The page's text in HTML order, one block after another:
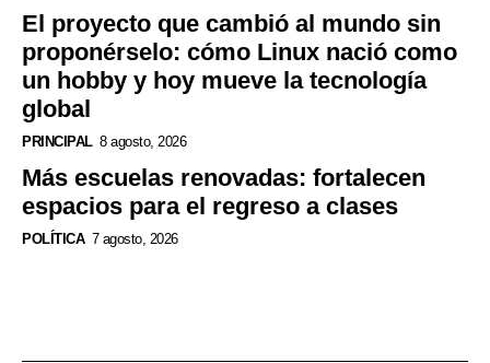
El proyecto que cambió al mundo sin
proponérselo: cómo Linux nació como
un hobby y hoy mueve la tecnología
global
PRINCIPAL 8 agosto, 2026
Más escuelas renovadas: fortalecen
espacios para el regreso a clases
POLÍTICA 7 agosto, 2026